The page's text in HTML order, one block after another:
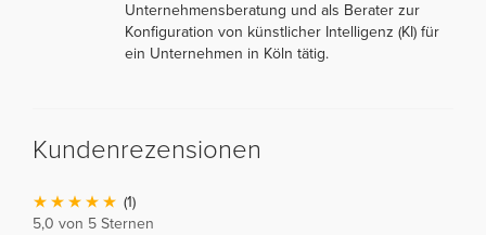
Unternehmensberatung und als Berater zur
Konfiguration von künstlicher Intelligenz (KI) für
ein Unternehmen in Köln tätig.
Kundenrezensionen
(1)
5,0 von 5 Sternen